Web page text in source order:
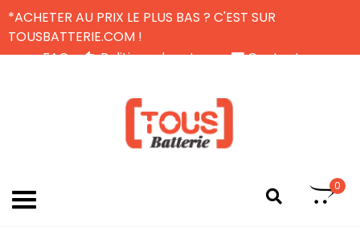
*ACHETER AU PRIX LE PLUS BAS ? C'EST SUR
TOUSBATTERIE.COM !
FAQ
Politique de retour
Contactez-nous
0